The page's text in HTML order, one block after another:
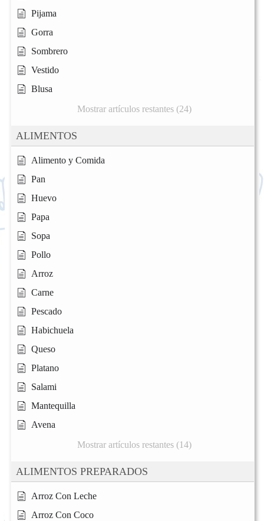
Pijama
Gorra
Sombrero
Vestido
Blusa
Mostrar artículos restantes (24)
ALIMENTOS
Alimento y Comida
Pan
Huevo
Papa
Sopa
Pollo
Arroz
Carne
Pescado
Habichuela
Queso
Platano
Salami
Mantequilla
Avena
Mostrar artículos restantes (14)
ALIMENTOS PREPARADOS
Arroz Con Leche
Arroz Con Coco